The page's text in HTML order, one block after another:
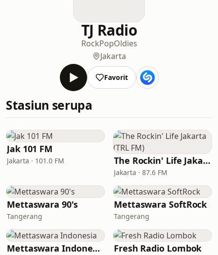
TJ Radio
RockPopOldies
Jakarta
Favorit
Stasiun serupa
Jak 101 FM
Jakarta · 101.0 FM The Rockin' Life Jakarta (TRL FM)
Jakarta · 87.6 FM
Mettaswara 90's
Tangerang
Mettaswara SoftRock
Tangerang
Mettaswara Indonesia Fresh Radio Lombok